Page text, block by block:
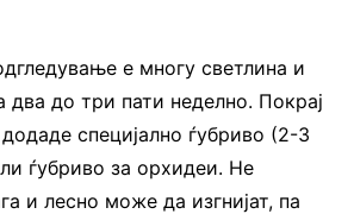
е многу светлина и
два до три пати неделно. Покрај
специјално ѓубриво (2-3
ѓубриво за орхидеи. Не
и лесно може да изгнијат, па